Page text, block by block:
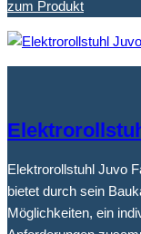
zum Produkt
Elektrorollstuhl Juvo
bietet durch sein
Möglichkeiten, ein